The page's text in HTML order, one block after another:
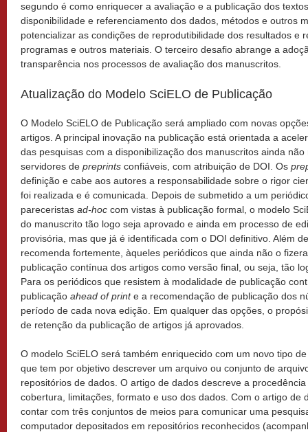
segundo é como enriquecer a avaliação e a publicação dos
disponibilidade e referenciamento dos dados, métodos e outros
potencializar as condições de reprodutibilidade dos resultados e
programas e outros materiais. O terceiro desafio abrange a
transparência nos processos de avaliação dos manuscritos.
Atualização do Modelo SciELO de Publicação
O Modelo SciELO de Publicação será ampliado com novas
artigos. A principal inovação na publicação está orientada a
das pesquisas com a disponibilização dos manuscritos ainda
servidores de preprints confiáveis, com atribuição de DOI. Os
definição e cabe aos autores a responsabilidade sobre o rigor
foi realizada e é comunicada. Depois de submetido a um
pareceristas ad-hoc com vistas à publicação formal, o modelo
do manuscrito tão logo seja aprovado e ainda em processo de
provisória, mas que já é identificada com o DOI definitivo. Além
recomenda fortemente, àqueles periódicos que ainda não o
publicação contínua dos artigos como versão final, ou seja, tão
Para os periódicos que resistem à modalidade de publicação
publicação ahead of printe a recomendação de publicação dos
período de cada nova edição. Em qualquer das opções, o
de retenção da publicação de artigos já aprovados.
O modelo SciELO será também enriquecido com um novo tipo
que tem por objetivo descrever um arquivo ou conjunto de
repositórios de dados. O artigo de dados descreve a procedência
cobertura, limitações, formato e uso dos dados. Com o artigo de
contar com três conjuntos de meios para comunicar uma
computador depositados em repositórios reconhecidos